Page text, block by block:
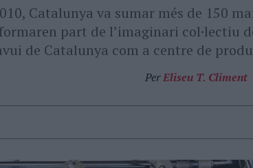
Catalunya va sumar més de 150
part de l’imaginari col·lectiu
de Catalunya com a centre de
PerEliseu T. Climent